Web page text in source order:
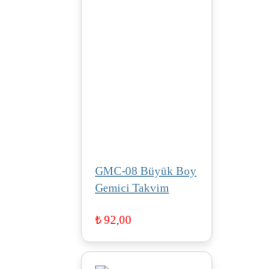
GMC-08 Büyük Boy
Gemici Takvim
₺ 92,00